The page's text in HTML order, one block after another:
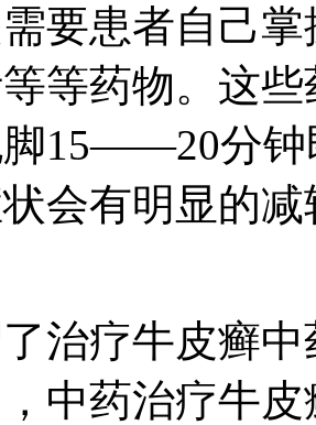
要患者自己
等药物。这
15——20分钟
会有明显的
治疗牛皮癣
中药治疗牛